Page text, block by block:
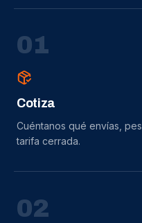
01
Cotiza
Cuéntanos qué envías,
tarifa cerrada.
02